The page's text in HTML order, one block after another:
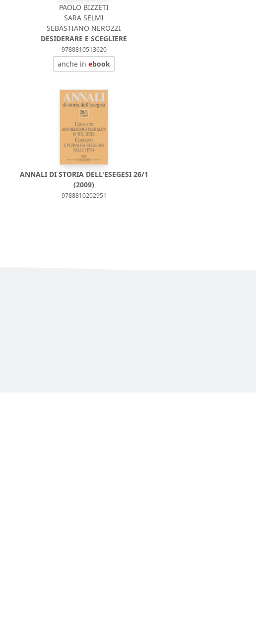
PAOLO BIZZETI
SARA SELMI
SEBASTIANO NEROZZI
DESIDERARE E SCEGLIERE
9788810513620
anche inebook
ANNALI DI STORIA DELL'ESEGESI 26/1
(2009)
9788810202951